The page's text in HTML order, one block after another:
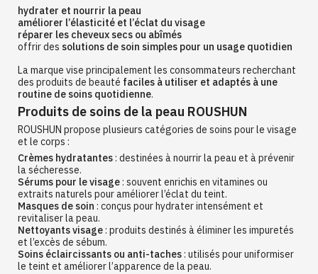
hydrater et nourrir la peau
améliorer l’élasticité et l’éclat du visage
réparer les cheveux secs ou abîmés
offrir des solutions de soin simples pour un usage quotidien
La marque vise principalement les consommateurs recherchant
des produits de beauté faciles à utiliser et adaptés à une
routine de soins quotidienne.
Produits de soins de la peau ROUSHUN
ROUSHUN propose plusieurs catégories de soins pour le visage
et le corps :
Crèmes hydratantes : destinées à nourrir la peau et à prévenir
la sécheresse.
Sérums pour le visage : souvent enrichis en vitamines ou
extraits naturels pour améliorer l’éclat du teint.
Masques de soin : conçus pour hydrater intensément et
revitaliser la peau.
Nettoyants visage : produits destinés à éliminer les impuretés
et l’excès de sébum.
Soins éclaircissants ou anti-taches : utilisés pour uniformiser
le teint et améliorer l’apparence de la peau.